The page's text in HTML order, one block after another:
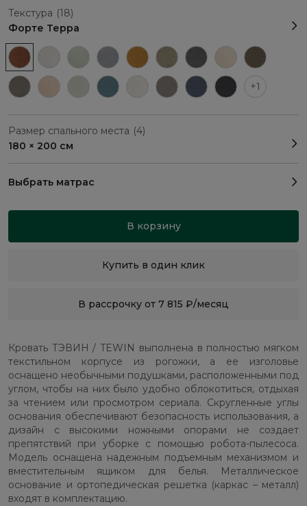
Текстура (18)
Форте Терра
+1
Размер спального места (4)
180 × 200 см
Выбрать матрас
В корзину
Купить в один клик
В рассрочку от 7 815 ₽/месяц
Кровать ТЭВИН / TEWIN выполнена в полностью мягком
текстильном корпусе из рогожки, а ее изголовье
оснащено необычными подушками, расположенными под
углом, чтобы на них было удобно облокотиться, отдыхая
за чтением или просмотром сериала. Скругленные углы
основания обеспечивают безопасность использования, а
дизайн с высокими ножными опорами не создает
препятствий при уборке с помощью робота-пылесоса.
Модель оснащена надежным подъемным механизмом и
вместительным ящиком для белья. Металлическое
основание и ортопедическая решетка (каркас – металл)
входят в комплектацию.